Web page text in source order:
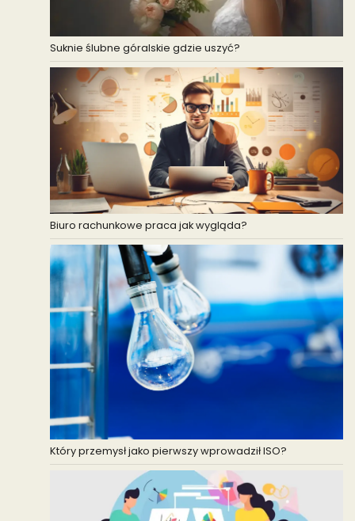
Suknie ślubne góralskie gdzie uszyć?
Biuro rachunkowe praca jak wygląda?
Który przemysł jako pierwszy wprowadził ISO?